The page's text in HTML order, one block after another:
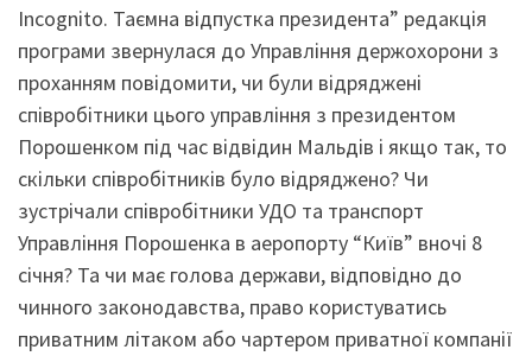
Incognito. Таємна відпустка президента” редакція
програми звернулася до Управління держохорони з
проханням повідомити, чи були відряджені
співробітники цього управління з президентом
Порошенком під час відвідин Мальдів і якщо так, то
скільки співробітників було відряджено? Чи
зустрічали співробітники УДО та транспорт
Управління Порошенка в аеропорту “Київ” вночі 8
січня? Та чи має голова держави, відповідно до
чинного законодавства, право користуватись
приватним літаком або чартером приватної компанії